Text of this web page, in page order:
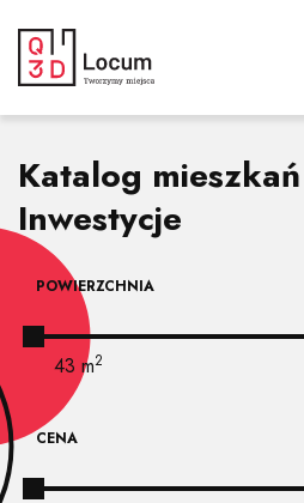
Katalog
Inwestycje
POWIERZCHNIA
43 m2
CENA